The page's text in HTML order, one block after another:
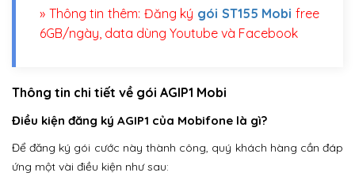
» Thông tin thêm: Đăng ký gói ST155 Mobi free
6GB/ngày, data dùng Youtube và Facebook
Thông tin chi tiết về gói AGIP1 Mobi
Điều kiện đăng ký AGIP1 của Mobifone là gì?
Để đăng ký gói cước này thành công, quý khách hàng cần đáp
ứng một vài điều kiện như sau: